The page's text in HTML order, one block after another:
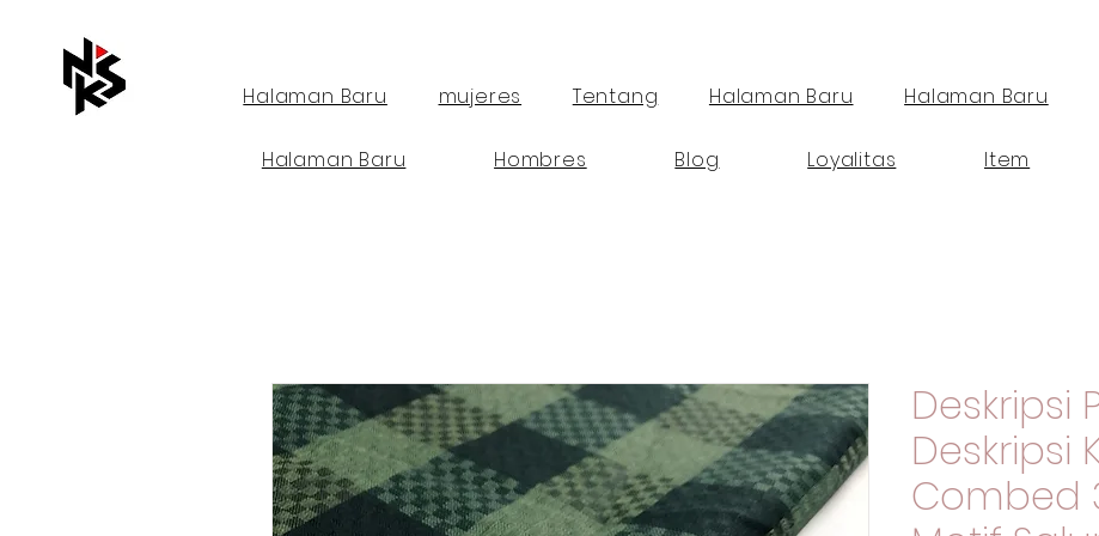
Halaman Baru mujeres Tentang Halaman Baru Halaman Baru
Halaman Baru Hombres Blog Loyalitas Item
Deskripsi
Deskripsi
Combed